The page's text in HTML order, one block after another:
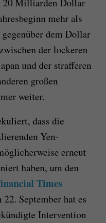
20 Milliarden Dollar
mehr als
dem Dollar
der lockeren
und der strafferen
großen
weiter.
dass die
Yen-
erneut
haben, um den
Times
September hat es
Intervention